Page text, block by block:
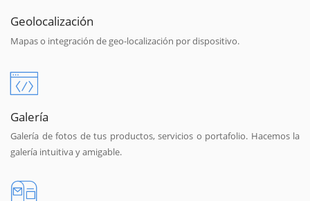
Geolocalización
Mapas o integración de geo-localización por dispositivo.
Galería
Galería de fotos de tus productos, servicios o portafolio. Hacemos la
galería intuitiva y amigable.